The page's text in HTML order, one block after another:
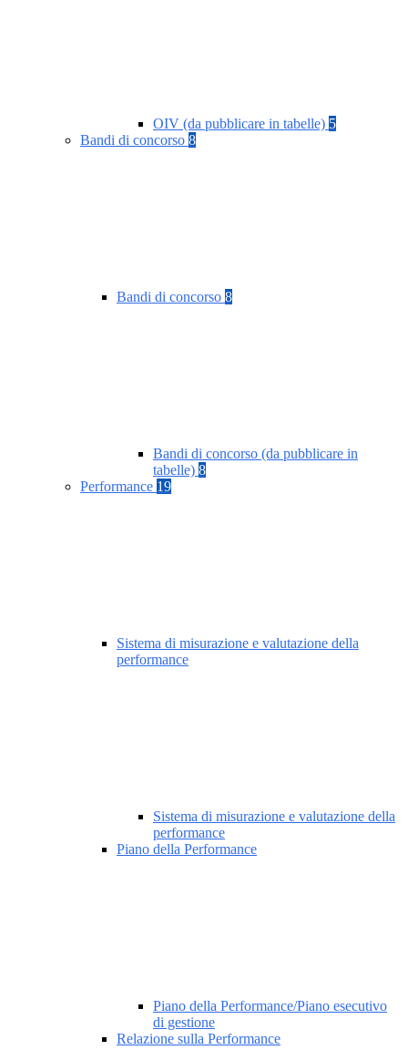
OIV (da pubblicare in tabelle) 5
Bandi di concorso 8
Bandi di concorso 8
Bandi di concorso (da pubblicare in
tabelle) 8
Performance 19
Sistema di misurazione e valutazione della
performance
Sistema di misurazione e valutazione della
performance
Piano della Performance
Piano della Performance/Piano esecutivo
di gestione
Relazione sulla Performance